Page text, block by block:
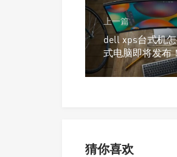
上一篇
dell xps台式机
式电脑即将发布
猜你喜欢